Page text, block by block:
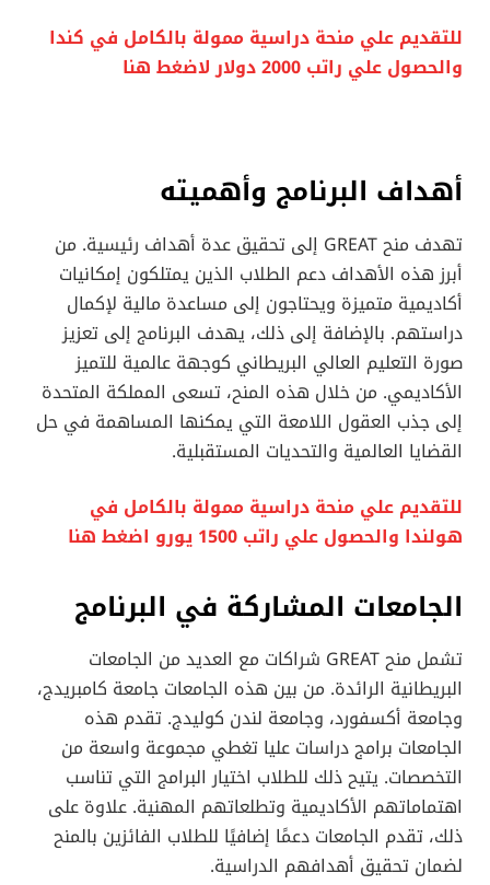
للتقديم علي منحة دراسية ممولة بالكامل في كندا
والحصول علي راتب 2000 دولار لاضغط هنا
أهداف البرنامج وأهميته
تهدف منح GREAT إلى تحقيق عدة أهداف رئيسية. من
أبرز هذه الأهداف دعم الطلاب الذين يمتلكون إمكانيات
أكاديمية متميزة ويحتاجون إلى مساعدة مالية لإكمال
دراستهم. بالإضافة إلى ذلك، يهدف البرنامج إلى تعزيز
صورة التعليم العالي البريطاني كوجهة عالمية للتميز
الأكاديمي. من خلال هذه المنح، تسعى المملكة المتحدة
إلى جذب العقول اللامعة التي يمكنها المساهمة في حل
القضايا العالمية والتحديات المستقبلية.
للتقديم علي منحة دراسية ممولة بالكامل في
هولندا والحصول علي راتب 1500 يورو اضغط هنا
الجامعات المشاركة في البرنامج
تشمل منح GREAT شراكات مع العديد من الجامعات
البريطانية الرائدة. من بين هذه الجامعات جامعة كامبريدج،
وجامعة أكسفورد، وجامعة لندن كوليدج. تقدم هذه
الجامعات برامج دراسات عليا تغطي مجموعة واسعة من
التخصصات. يتيح ذلك للطلاب اختيار البرامج التي تناسب
اهتماماتهم الأكاديمية وتطلعاتهم المهنية. علاوة على
ذلك، تقدم الجامعات دعمًا إضافيًا للطلاب الفائزين بالمنح
لضمان تحقيق أهدافهم الدراسية.